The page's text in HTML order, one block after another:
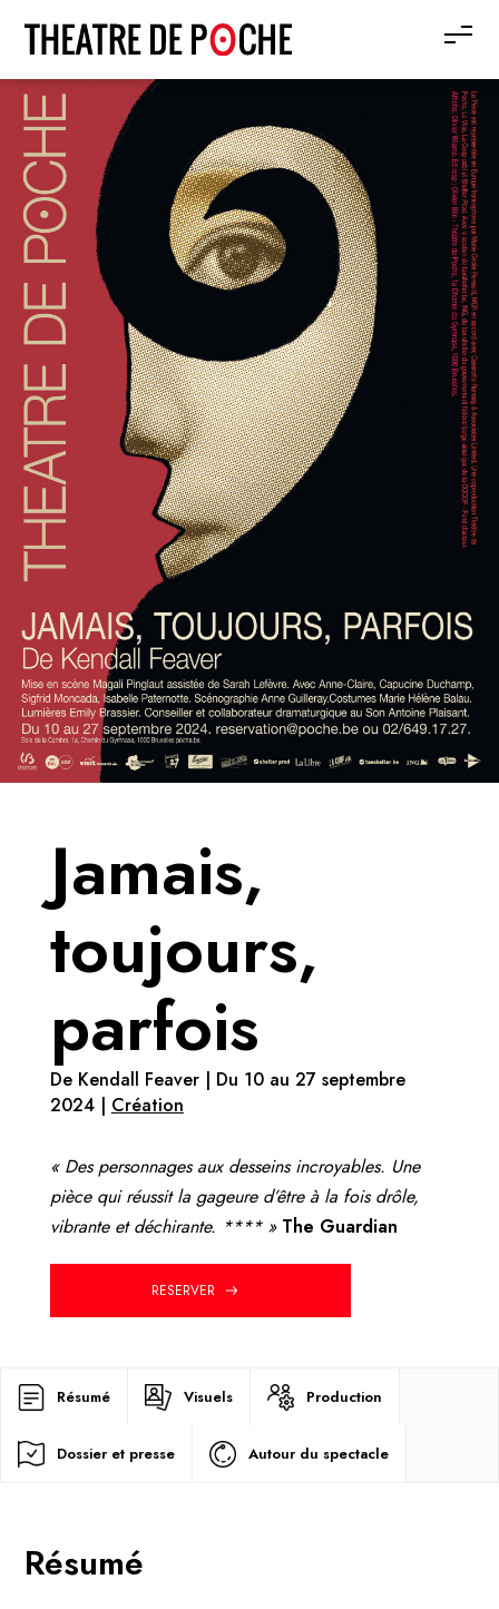
Jamais,
toujours,
parfois
De Kendall Feaver | Du 10 au 27 septembre
2024 | Création
« Des personnages aux desseins incroyables. Une
pièce qui réussit la gageure d’être à la fois drôle,
vibrante et déchirante. **** »The Guardian
RESERVER
Résumé Visuels Production
Dossier et presse Autour du spectacle
Résumé